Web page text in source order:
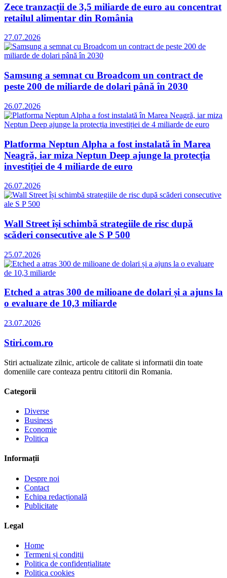
Zece tranzacții de 3,5 miliarde de euro au concentrat
retailul alimentar din România
27.07.2026
Samsung a semnat cu Broadcom un contract de
peste 200 de miliarde de dolari până în 2030
26.07.2026
Platforma Neptun Alpha a fost instalată în Marea
Neagră, iar miza Neptun Deep ajunge la protecția
investiției de 4 miliarde de euro
26.07.2026
Wall Street își schimbă strategiile de risc după
scăderi consecutive ale S P 500
25.07.2026
Etched a atras 300 de milioane de dolari și a ajuns la
o evaluare de 10,3 miliarde
23.07.2026
Stiri.com.ro
Stiri actualizate zilnic, articole de calitate si informatii din toate
domeniile care conteaza pentru cititorii din Romania.
Categorii
Diverse
Business
Economie
Politica
Informații
Despre noi
Contact
Echipa redacțională
Publicitate
Legal
Home
Termeni și condiții
Politica de confidențialitate
Politica cookies